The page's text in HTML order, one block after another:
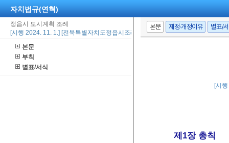
자치법규(연혁)
정읍시 도시계획 조례
[시행 2024. 11. 1.] [전북특별자치도정읍시조례 제2173호, 2024. 11. 1., 일부개정]
본문
부칙
별표/서식
본문 제정·개정이유 별표/
[시
제1장 총칙